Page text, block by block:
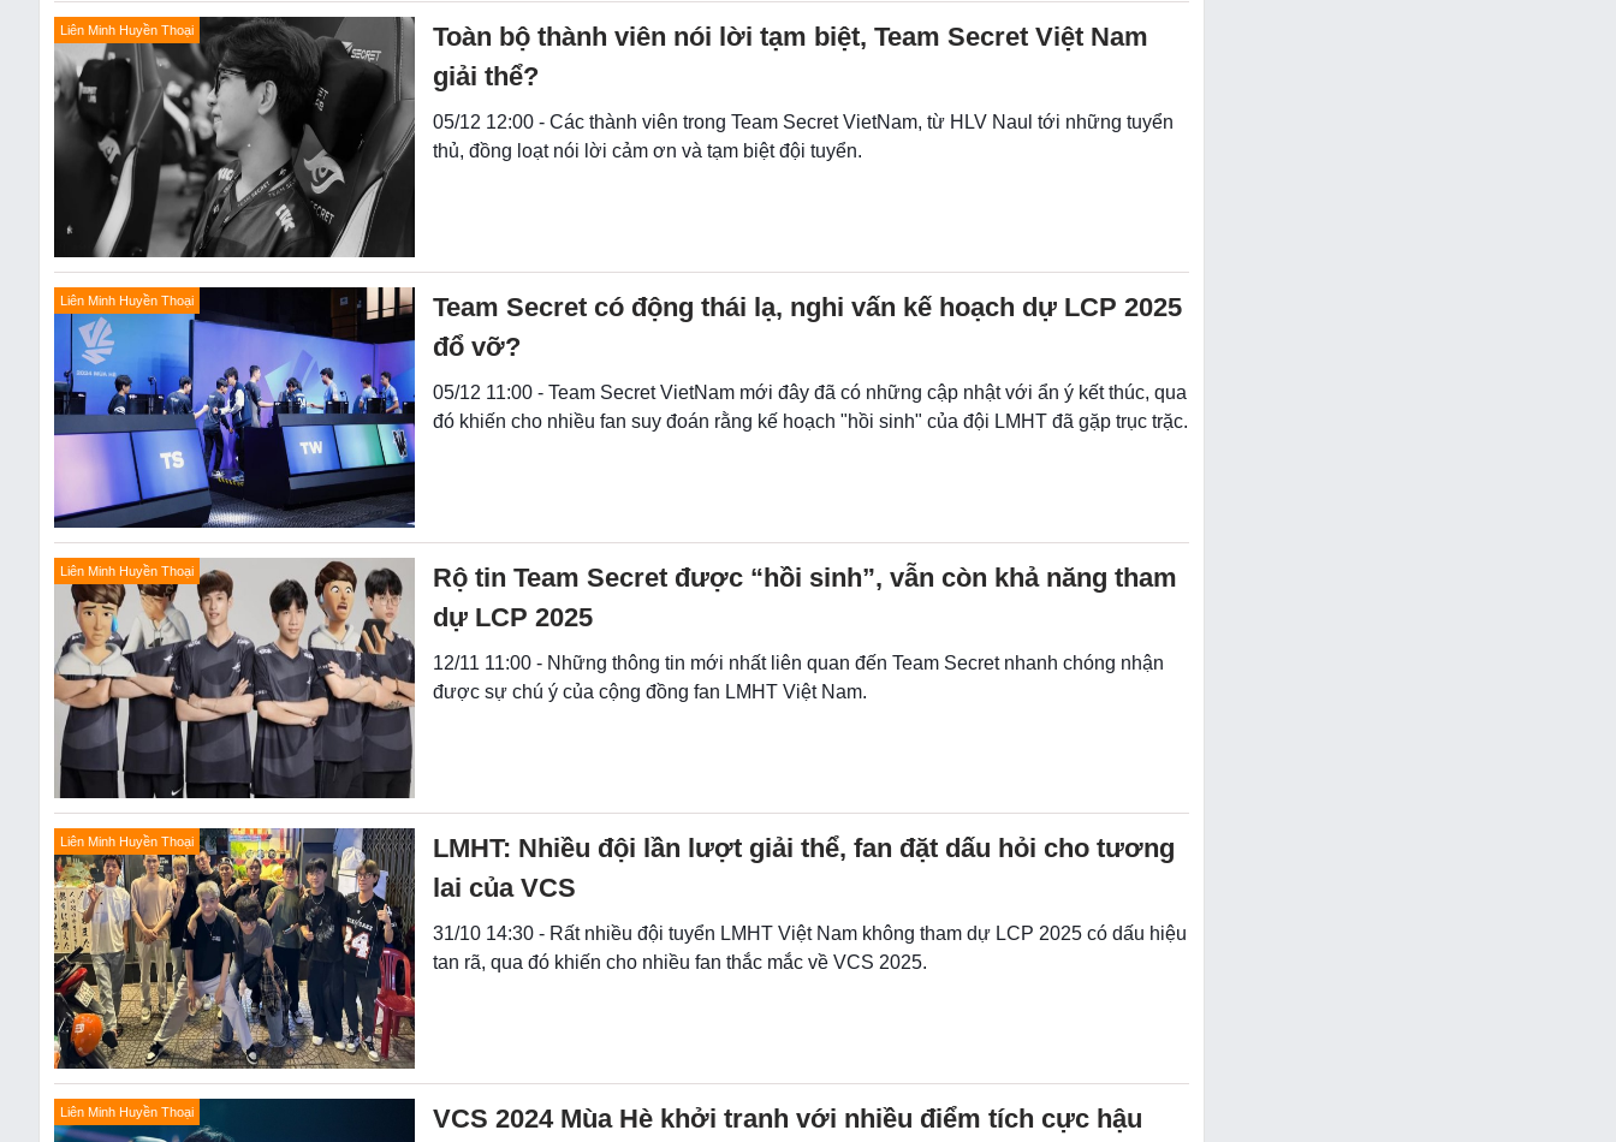
Liên Minh Huyền Thoại
Toàn bộ thành viên nói lời tạm biệt, Team Secret Việt Nam
giải thể?
05/12 12:00 - Các thành viên trong Team Secret VietNam, từ HLV Naul tới những tuyển
thủ, đồng loạt nói lời cảm ơn và tạm biệt đội tuyển.
Liên Minh Huyền Thoại
Team Secret có động thái lạ, nghi vấn kế hoạch dự LCP 2025
đổ vỡ?
05/12 11:00 - Team Secret VietNam mới đây đã có những cập nhật với ẩn ý kết thúc, qua
đó khiến cho nhiều fan suy đoán rằng kế hoạch "hồi sinh" của đội LMHT đã gặp trục trặc.
Liên Minh Huyền Thoại
Rộ tin Team Secret được “hồi sinh”, vẫn còn khả năng tham
dự LCP 2025
12/11 11:00 - Những thông tin mới nhất liên quan đến Team Secret nhanh chóng nhận
được sự chú ý của cộng đồng fan LMHT Việt Nam.
Liên Minh Huyền Thoại
LMHT: Nhiều đội lần lượt giải thể, fan đặt dấu hỏi cho tương
lai của VCS
31/10 14:30 - Rất nhiều đội tuyển LMHT Việt Nam không tham dự LCP 2025 có dấu hiệu
tan rã, qua đó khiến cho nhiều fan thắc mắc về VCS 2025.
Liên Minh Huyền Thoại
VCS 2024 Mùa Hè khởi tranh với nhiều điểm tích cực hậu